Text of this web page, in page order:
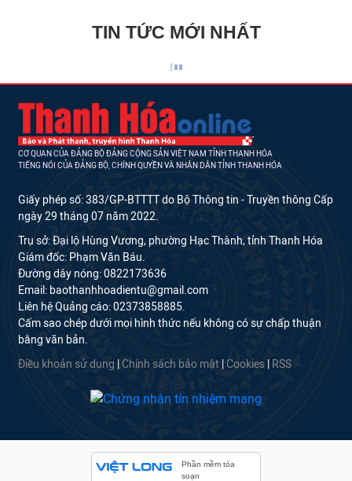
TIN TỨC MỚI NHẤT
CƠ QUAN CỦA ĐẢNG BỘ ĐẢNG CỘNG SẢN VIỆT NAM TỈNH THANH HÓA
TIẾNG NÓI CỦA ĐẢNG BỘ, CHÍNH QUYỀN VÀ NHÂN DÂN TỈNH THANH HÓA
Giấy phép số: 383/GP-BTTTT do Bộ Thông tin - Truyền thông Cấp
ngày 29 tháng 07 năm 2022.
Trụ sở: Đại lộ Hùng Vương, phường Hạc Thành, tỉnh Thanh Hóa
Giám đốc: Phạm Văn Báu.
Đường dây nóng: 0822173636
Email: baothanhhoadientu@gmail.com
Liên hệ Quảng cáo: 02373858885.
Cấm sao chép dưới mọi hình thức nếu không có sự chấp thuận
bằng văn bản.
Điều khoản sử dụng Chính sách bảo mật Cookies RSS
Phần mềm tòa
soạn